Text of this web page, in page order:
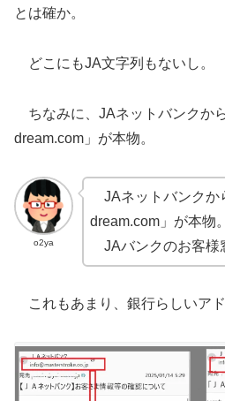
とは確か。
どこにもJA文字列もないし。
ちなみに、JAネットバンクか
dream.com」が本物。
o2ya
JAネットバンクか
dream.com」が本物。
JAバンクのお客様
これもあまり、銀行らしいアド